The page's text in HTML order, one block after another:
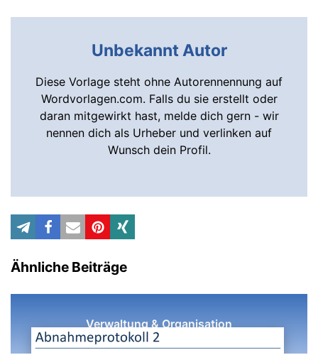
Unbekannt Autor
Diese Vorlage steht ohne Autorennennung auf
Wordvorlagen.com. Falls du sie erstellt oder
daran mitgewirkt hast, melde dich gern - wir
nennen dich als Urheber und verlinken auf
Wunsch dein Profil.
Ähnliche Beiträge
Verwaltung & Organisation